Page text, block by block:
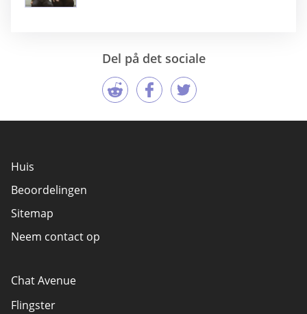
Del på det sociale
Huis
Beoordelingen
Sitemap
Neem contact op
Chat Avenue
Flingster